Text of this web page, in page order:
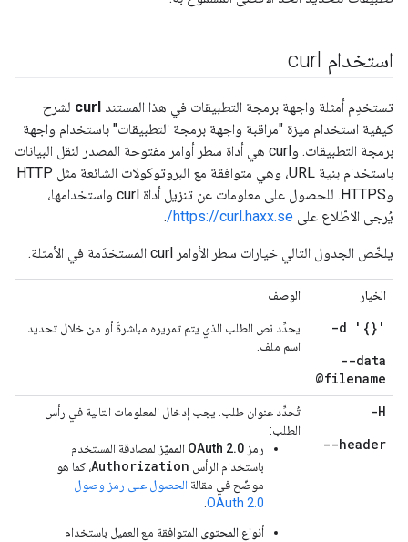
استخدام curl
تستخدِم أمثلة واجهة برمجة التطبيقات في هذا المستند curl لشرح
كيفية استخدام ميزة "مراقبة واجهة برمجة التطبيقات" باستخدام واجهة
برمجة التطبيقات. وcurl هي أداة سطر أوامر مفتوحة المصدر لنقل البيانات
باستخدام بنية URL، وهي متوافقة مع البروتوكولات الشائعة مثل HTTP
وHTTPS. للحصول على معلومات عن تنزيل أداة curl واستخدامها،
يُرجى الاطّلاع على https://curl.haxx.se/
.
يلخّص الجدول التالي خيارات سطر الأوامر curl المستخدَمة في الأمثلة.
الخيار الوصف
-d '{}'
--data
@filename
يحدِّد نص الطلب الذي يتم تمريره مباشرةً أو من خلال تحديد
اسم ملف.
-H
--header
تُحدِّد عنوان طلب. يجب إدخال المعلومات التالية في رأس
الطلب:
رمز OAuth 2.0 المميّز
لمصادقة المستخدم
باستخدام الرأس Authorization، كما هو
موضّح في مقالة الحصول على رمز وصول
OAuth 2.0
أنواع المحتوى المتوافقة مع العميل باستخدام